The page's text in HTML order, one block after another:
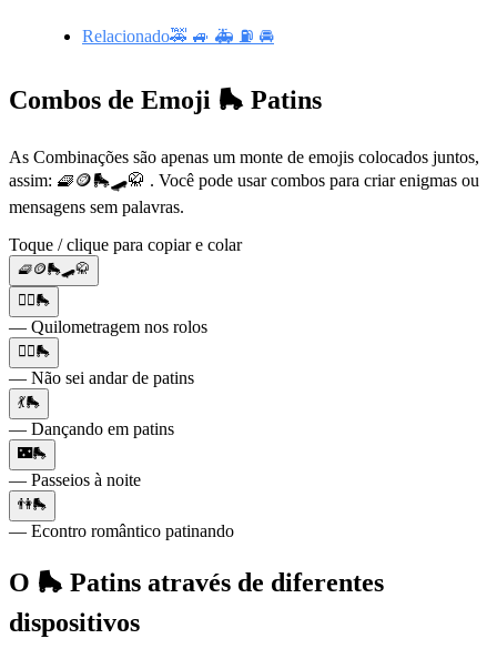
Relacionado🚕 🚙 🚑 ⛽ 🚘
Combos de Emoji 🛼 Patins
As Combinações são apenas um monte de emojis colocados juntos,
assim: 🧇🪙🛼🛹🥋 . Você pode usar combos para criar enigmas ou
mensagens sem palavras.
Toque / clique para copiar e colar
🧇🪙🛼🛹🥋
🏃‍♂️🛼
— Quilometragem nos rolos
🙅‍♂️🛼
— Não sei andar de patins
💃🛼
— Dançando em patins
🌃🛼
— Passeios à noite
👫🛼
— Econtro romântico patinando
O 🛼 Patins através de diferentes
dispositivos